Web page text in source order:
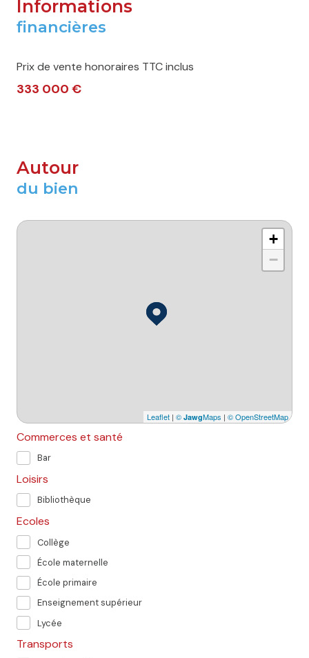
Informations
financières
Prix de vente honoraires TTC inclus
333 000 €
Autour
du bien
+
−
Leaflet | © JawgMaps | © OpenStreetMap
Commerces et santé
Bar
Loisirs
Bibliothèque
Ecoles
Collège
École maternelle
École primaire
Enseignement supérieur
Lycée
Transports